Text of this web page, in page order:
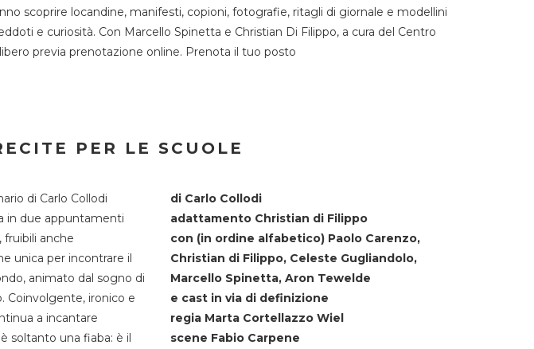
scoprire locandine, manifesti, copioni, fotografie, ritagli di giornale e modellini
e curiosità. Con Marcello Spinetta e Christian Di Filippo, a cura del Centro
previa prenotazione online. Prenota il tuo posto
PER LE SCUOLE
di Carlo Collodi
in due appuntamenti
anche
unica per incontrare il
animato dal sogno di
Coinvolgente, ironico e
a incantare
soltanto una fiaba: è il
di Carlo Collodi
adattamento Christian di Filippo
con (in ordine alfabetico) Paolo Carenzo,
Christian di Filippo, Celeste Gugliandolo,
Marcello Spinetta, Aron Tewelde
e cast in via di definizione
regia Marta Cortellazzo Wiel
scene Fabio Carpene